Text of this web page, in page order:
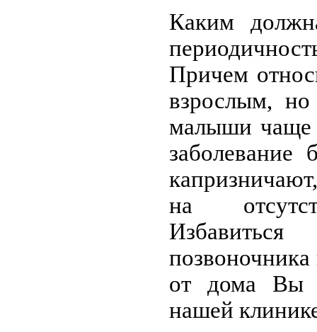
Каким
Причем
взрослым,
малыши чаще
заболевание
на
позвоночника
от дома Вы
нашей